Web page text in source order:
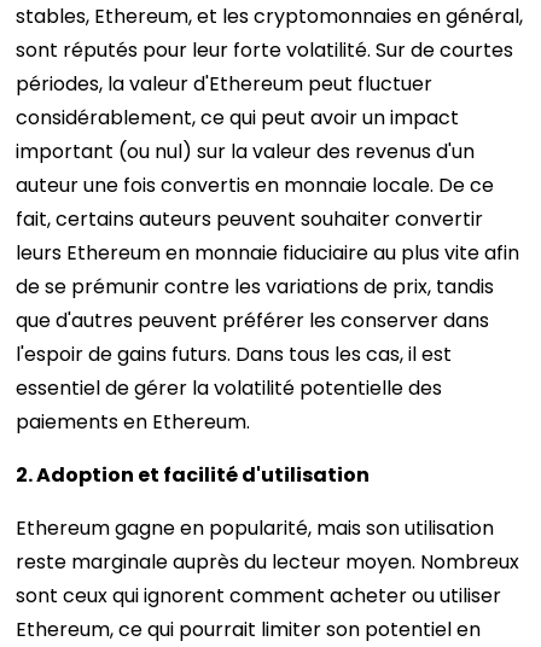
stables, Ethereum, et les cryptomonnaies en général,
sont réputés pour leur forte volatilité. Sur de courtes
périodes, la valeur d'Ethereum peut fluctuer
considérablement, ce qui peut avoir un impact
important (ou nul) sur la valeur des revenus d'un
auteur une fois convertis en monnaie locale. De ce
fait, certains auteurs peuvent souhaiter convertir
leurs Ethereum en monnaie fiduciaire au plus vite afin
de se prémunir contre les variations de prix, tandis
que d'autres peuvent préférer les conserver dans
l'espoir de gains futurs. Dans tous les cas, il est
essentiel de gérer la volatilité potentielle des
paiements en Ethereum.
2. Adoption et facilité d'utilisation
Ethereum gagne en popularité, mais son utilisation
reste marginale auprès du lecteur moyen. Nombreux
sont ceux qui ignorent comment acheter ou utiliser
Ethereum, ce qui pourrait limiter son potentiel en